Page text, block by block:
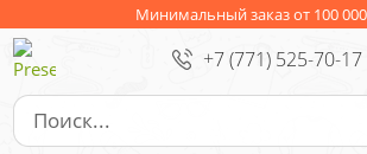
Минимальный заказ от 100 000
+7 (771) 525-70-17
Ежедневники Новогодние
Сувениры к праздникам